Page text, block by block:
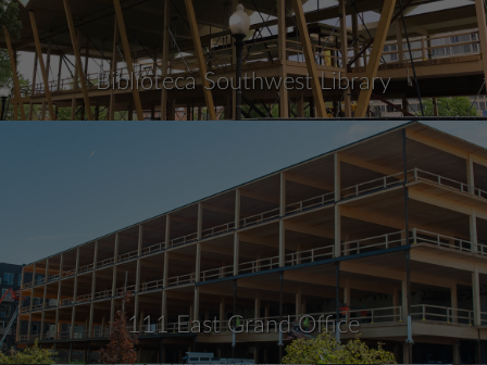
Biblioteca Southwest Library
111 East Grand Office